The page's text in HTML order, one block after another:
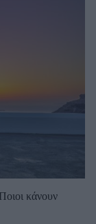
κάνουν